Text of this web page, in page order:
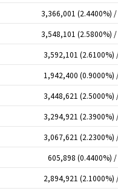
3,366,001 (2.4400%) /
3,548,101 (2.5800%) /
3,592,101 (2.6100%)
1,942,400 (0.9000%)
3,448,621 (2.5000%)
3,294,921 (2.3900%)
3,067,621 (2.2300%)
605,898 (0.4400%) /
2,894,921 (2.1000%)